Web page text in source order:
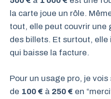
la carte joue un rôle.
tout, elle peut couvrir une
des billets. Et surtout,
qui baisse la facture.
Pour un usage pro, je
de 100 € à 250 € en